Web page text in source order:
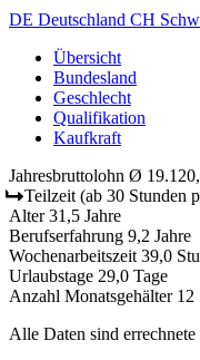
DE Deutschland CH
Übersicht
Bundesland
Geschlecht
Qualifikation
Kaufkraft
Jahresbruttolohn Ø
Teilzeit (ab 30 Stunden
Alter 31,5 Jahre
Berufserfahrung 9,2 Jahre
Wochenarbeitszeit 39,0
Urlaubstage 29,0 Tage
Anzahl Monatsgehälter 12
Alle Daten sind